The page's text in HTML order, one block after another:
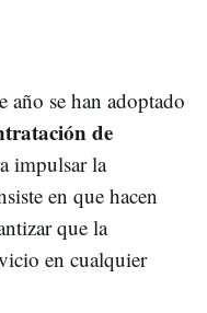
año se han adoptado
de
impulsar la
en que hacen
que la
en cualquier